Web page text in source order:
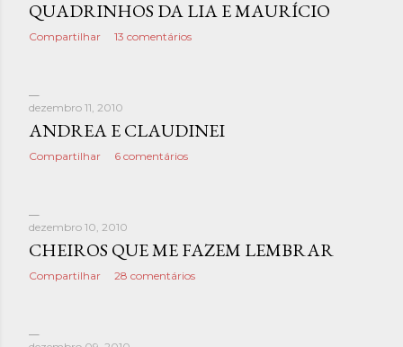
QUADRINHOS DA LIA E MAURÍCIO
Compartilhar 13 comentários
dezembro 11, 2010
ANDREA E CLAUDINEI
Compartilhar 6 comentários
dezembro 10, 2010
CHEIROS QUE ME FAZEM LEMBRAR
Compartilhar 28 comentários